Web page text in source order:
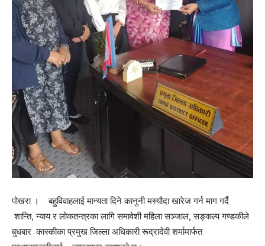
पोखरा । बहुविवाहलाई मान्यता दिने कानुनी मस्यौदा खारेज गर्न माग गर्दै
शान्ति, न्याय र लोकतन्त्रका लागि समावेशी महिला सञ्जाल, सङ्कल्प गण्डकीले
बुधबार कास्कीका प्रमुख जिल्ला अधिकारी रूद्रादेवी शर्मामार्फत